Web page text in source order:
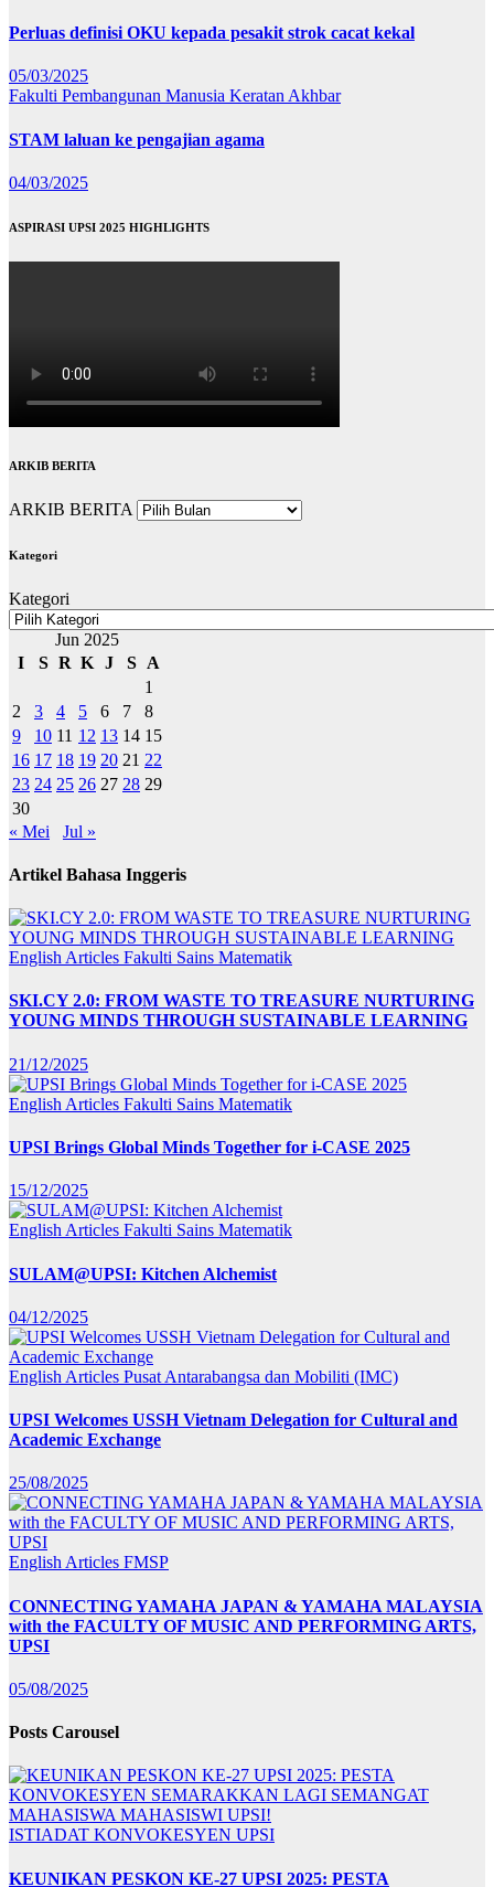
Perluas definisi OKU kepada pesakit strok cacat kekal
05/03/2025
Fakulti Pembangunan Manusia Keratan Akhbar
STAM laluan ke pengajian agama
04/03/2025
ASPIRASI UPSI 2025 HIGHLIGHTS
ARKIB BERITA
ARKIB BERITA
Kategori
Kategori
Jun 2025
I
S R K J S
A
1
2
3 4 5 6 7
8
9
10 11 12 13 14 15
16 17 18 19 20 21 22
23 24 25 26 27 28 29
30
« Mei
Jul »
Artikel Bahasa Inggeris
English Articles Fakulti Sains Matematik
SKI.CY 2.0: FROM WASTE TO TREASURE NURTURING
YOUNG MINDS THROUGH SUSTAINABLE LEARNING
21/12/2025
English Articles Fakulti Sains Matematik
UPSI Brings Global Minds Together for i-CASE 2025
15/12/2025
English Articles Fakulti Sains Matematik
SULAM@UPSI: Kitchen Alchemist
04/12/2025
English Articles Pusat Antarabangsa dan Mobiliti (IMC)
UPSI Welcomes USSH Vietnam Delegation for Cultural and
Academic Exchange
25/08/2025
English Articles FMSP
CONNECTING YAMAHA JAPAN & YAMAHA MALAYSIA
with the FACULTY OF MUSIC AND PERFORMING ARTS,
UPSI
05/08/2025
Posts Carousel
ISTIADAT KONVOKESYEN UPSI
KEUNIKAN PESKON KE-27 UPSI 2025: PESTA